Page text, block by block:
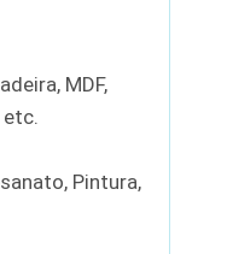
MDF,
Pintura,